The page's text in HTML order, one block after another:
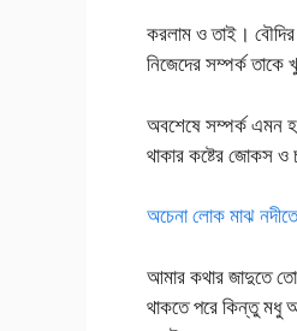
করলাম ও তাই। বৌদির
নিজেদের সম্পর্ক তাকে
অবশেষে সম্পর্ক এমন
থাকার কষ্টের জোকস
অচেনা লোক মাঝ
আমার কথার জাদুতে
থাকতে পরে কিন্তু মধু